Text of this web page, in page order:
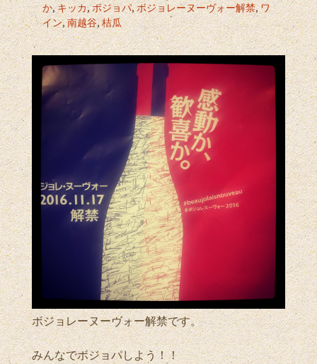
か,キッカ,ボジョパ,ボジョレーヌーヴォー解禁,ワ
イン,南越谷,桔瓜
ボジョレーヌーヴォー解禁です。
みんなでボジョパしよう！！